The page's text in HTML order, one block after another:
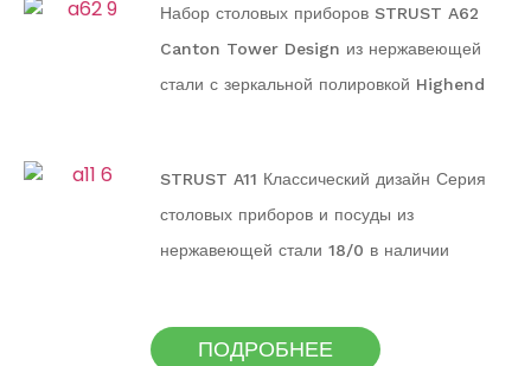
Набор столовых приборов STRUST A62
Canton Tower Design из нержавеющей
стали с зеркальной полировкой Highend
STRUST A11 Классический дизайн Серия
столовых приборов и посуды из
нержавеющей стали 18/0 в наличии
ПОДРОБНЕЕ